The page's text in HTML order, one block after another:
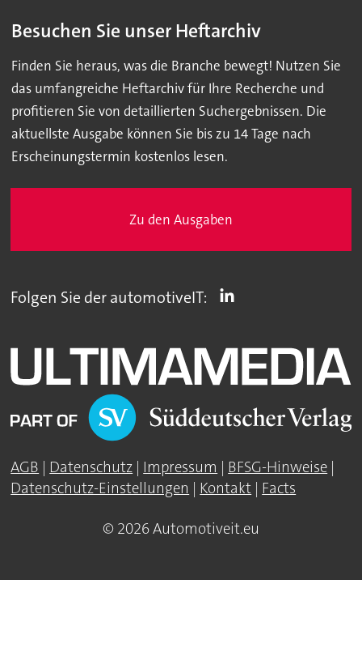
Besuchen Sie unser Heftarchiv
Finden Sie heraus, was die Branche bewegt! Nutzen Sie
das umfangreiche Heftarchiv für Ihre Recherche und
profitieren Sie von detaillierten Suchergebnissen. Die
aktuellste Ausgabe können Sie bis zu 14 Tage nach
Erscheinungstermin kostenlos lesen.
Zu den Ausgaben
Folgen Sie der automotiveIT:
AGB | Datenschutz | Impressum | BFSG-Hinweise |
Datenschutz-Einstellungen | Kontakt | Facts
© 2026 Automotiveit.eu